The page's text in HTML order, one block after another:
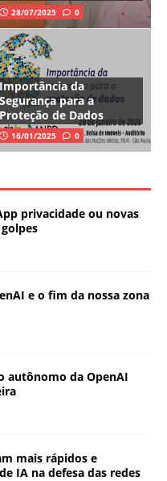
28/07/2025 0
Importância da
Segurança para a
Proteção de Dados
16/01/2025 0
privacidade ou novas
e o fim da nossa zona
autônomo da OpenAI
mais rápidos e
IA na defesa das redes